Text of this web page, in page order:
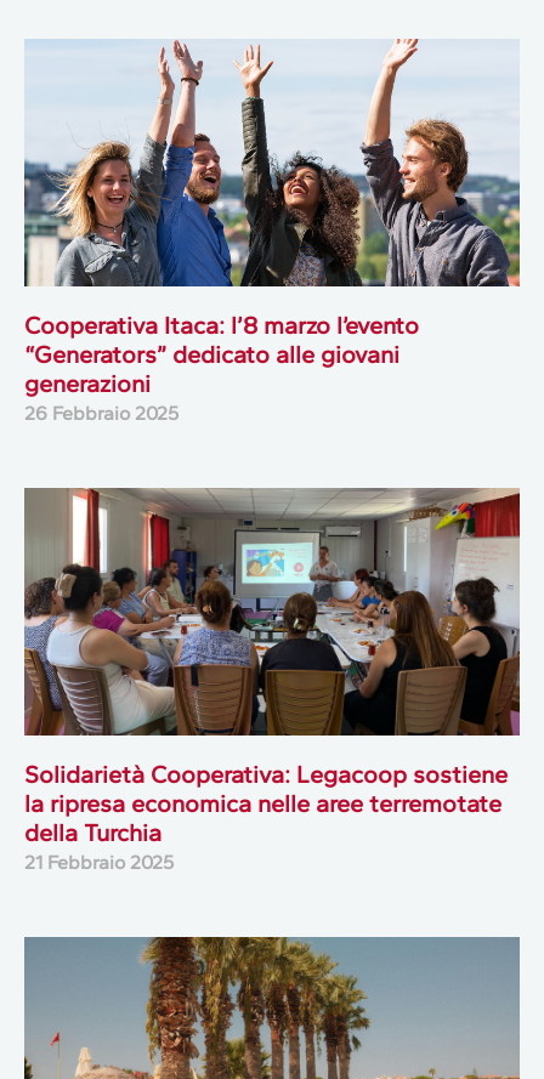
Cooperativa Itaca: l’8 marzo l’evento
“Generators” dedicato alle giovani
generazioni
26 Febbraio 2025
Solidarietà Cooperativa: Legacoop sostiene
la ripresa economica nelle aree terremotate
della Turchia
21 Febbraio 2025